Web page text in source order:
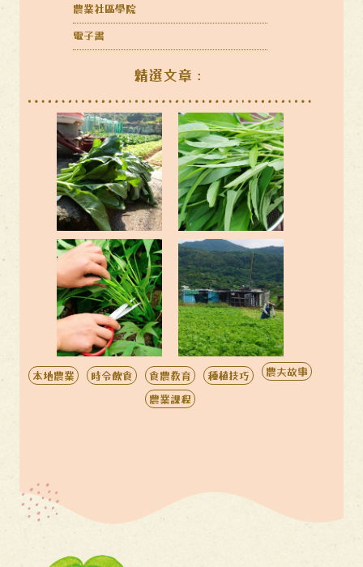
農業社區學院
電子書
精選文章：
本地農業 時令飲食 食農教育 種植技巧
農夫故事
農業課程